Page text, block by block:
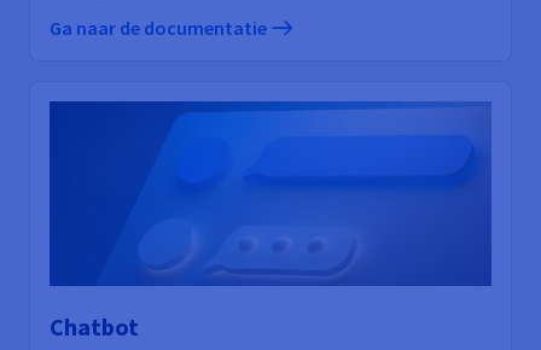
Ga naar de documentatie
Chatbot